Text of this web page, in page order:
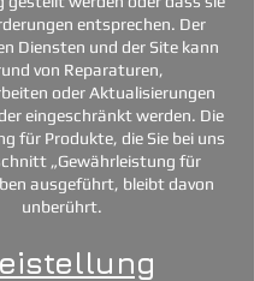
entsprechen. Der
Diensten und der Site kann
von Reparaturen,
oder Aktualisierungen
eingeschränkt werden. Die
für Produkte, die Sie bei uns
„Gewährleistung für
ausgeführt, bleibt davon
unberührt.